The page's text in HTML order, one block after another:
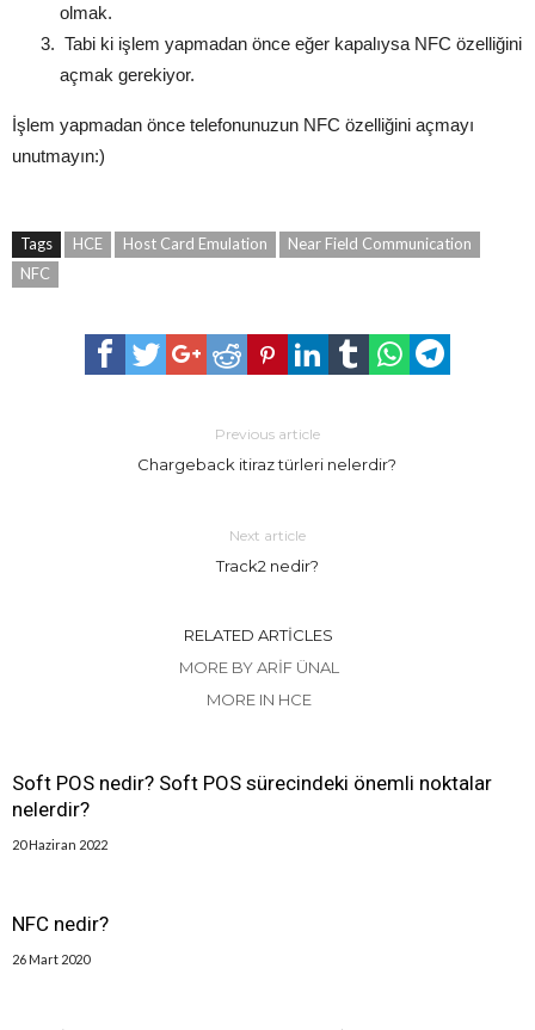
olmak.
Tabi ki işlem yapmadan önce eğer kapalıysa NFC özelliğini
açmak gerekiyor.
İşlem yapmadan önce telefonunuzun NFC özelliğini açmayı
unutmayın:)
Tags HCE Host Card Emulation
Near Field Communication
NFC
Previous article
Chargeback itiraz türleri nelerdir?
Next article
Track2 nedir?
RELATED ARTICLES
MORE BY ARIF ÜNAL
MORE IN HCE
Soft POS nedir? Soft POS sürecindeki önemli noktalar
nelerdir?
20 Haziran 2022
NFC nedir?
26 Mart 2020